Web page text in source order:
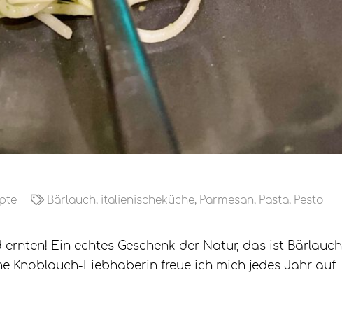
Bärlauch, italienischeküche, Parmesan, Pasta, Pesto
Ein echtes Geschenk der Natur, das ist Bärlauch
Knoblauch-Liebhaberin freue ich mich jedes Jahr auf